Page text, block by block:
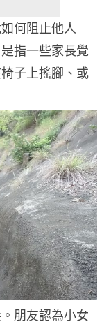
何阻止他人
指一些家長覺
子上搖腳、或
朋友認為小女